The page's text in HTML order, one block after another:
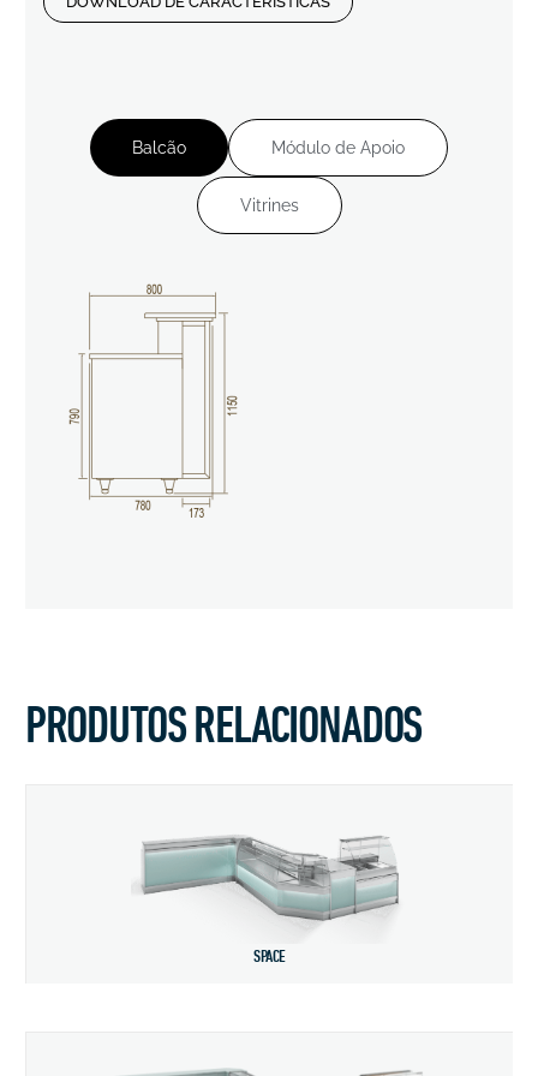
Balcão Módulo de Apoio
Vitrines
PRODUTOS RELACIONADOS
SPACE